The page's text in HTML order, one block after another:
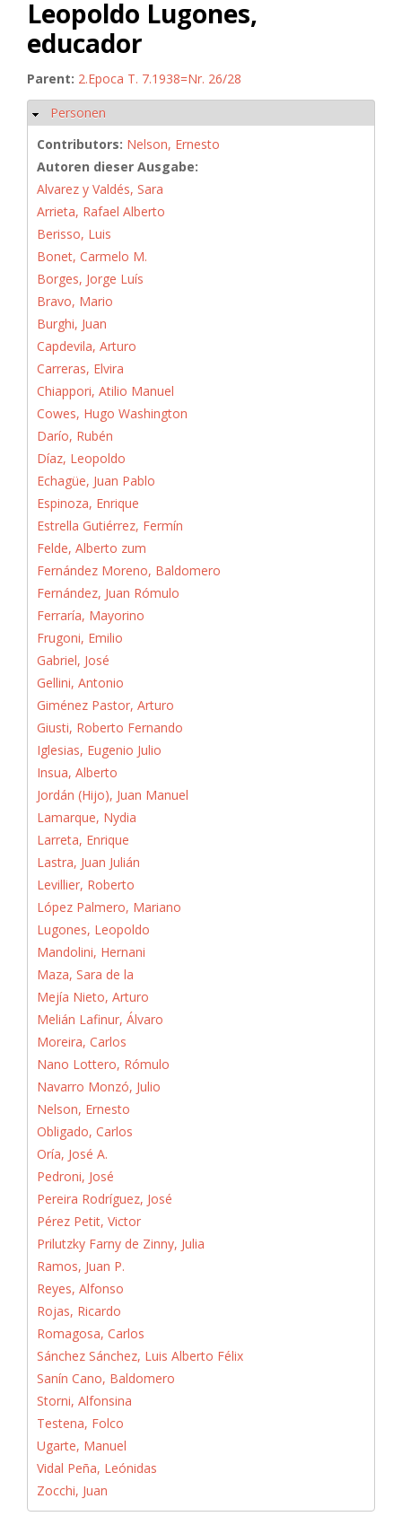
Leopoldo Lugones,
educador
Parent: 2.Epoca T. 7.1938=Nr. 26/28
Hide
Personen
Contributors: Nelson, Ernesto
Autoren dieser Ausgabe:
Alvarez y Valdés, Sara
Arrieta, Rafael Alberto
Berisso, Luis
Bonet, Carmelo M.
Borges, Jorge Luís
Bravo, Mario
Burghi, Juan
Capdevila, Arturo
Carreras, Elvira
Chiappori, Atilio Manuel
Cowes, Hugo Washington
Darío, Rubén
Díaz, Leopoldo
Echagüe, Juan Pablo
Espinoza, Enrique
Estrella Gutiérrez, Fermín
Felde, Alberto zum
Fernández Moreno, Baldomero
Fernández, Juan Rómulo
Ferraría, Mayorino
Frugoni, Emilio
Gabriel, José
Gellini, Antonio
Giménez Pastor, Arturo
Giusti, Roberto Fernando
Iglesias, Eugenio Julio
Insua, Alberto
Jordán (Hijo), Juan Manuel
Lamarque, Nydia
Larreta, Enrique
Lastra, Juan Julián
Levillier, Roberto
López Palmero, Mariano
Lugones, Leopoldo
Mandolini, Hernani
Maza, Sara de la
Mejía Nieto, Arturo
Melián Lafinur, Álvaro
Moreira, Carlos
Nano Lottero, Rómulo
Navarro Monzó, Julio
Nelson, Ernesto
Obligado, Carlos
Oría, José A.
Pedroni, José
Pereira Rodríguez, José
Pérez Petit, Victor
Prilutzky Farny de Zinny, Julia
Ramos, Juan P.
Reyes, Alfonso
Rojas, Ricardo
Romagosa, Carlos
Sánchez Sánchez, Luis Alberto Félix
Sanín Cano, Baldomero
Storni, Alfonsina
Testena, Folco
Ugarte, Manuel
Vidal Peña, Leónidas
Zocchi, Juan